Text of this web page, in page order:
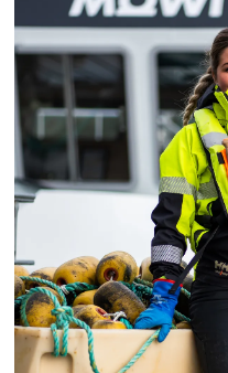
Americas
Mowi Canada East
Mowi Canada West
Mowi Chile